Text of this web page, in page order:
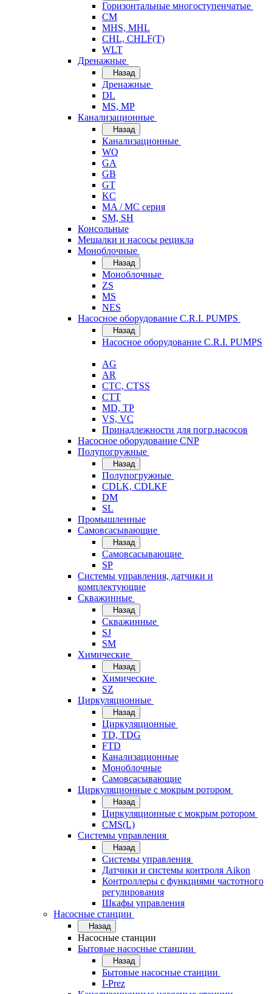
Горизонтальные многоступенчатые
CM
MHS, MHL
CHL, CHLF(T)
WLT
Дренажные
Назад
Дренажные
DL
MS, MP
Канализационные
Назад
Канализационные
WQ
GA
GB
GT
KC
MA / MC серия
SM, SH
Консольные
Мешалки и насосы рецикла
Моноблочные
Назад
Моноблочные
ZS
MS
NES
Насосное оборудование C.R.I. PUMPS
Назад
Насосное оборудование C.R.I. PUMPS
AG
AR
CTC, CTSS
CTT
MD, TP
VS, VC
Принадлежности для погр.насосов
Насосное оборудование CNP
Полупогружные
Назад
Полупогружные
CDLK, CDLKF
DM
SL
Промышленные
Самовсасывающие
Назад
Самовсасывающие
SP
Системы управления, датчики и
комплектующие
Скважинные
Назад
Скважинные
SJ
SM
Химические
Назад
Химические
SZ
Циркуляционные
Назад
Циркуляционные
TD, TDG
FTD
Канализационные
Моноблочные
Самовсасывающие
Циркуляционные с мокрым ротором
Назад
Циркуляционные с мокрым ротором
CMS(L)
Системы управления
Назад
Системы управления
Датчики и системы контроля Aikon
Контроллеры с функциями частотного
регулирования
Шкафы управления
Насосные станции
Назад
Насосные станции
Бытовые насосные станции
Назад
Бытовые насосные станции
I-Prez